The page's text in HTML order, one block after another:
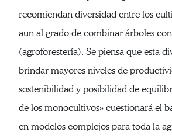
recomiendan diversidad entre los
aun al grado de combinar árboles
(agroforestería). Se piensa que esta
brindar mayores niveles de
sostenibilidad y posibilidad de
de los monocultivos» cuestionará el
en modelos complejos para toda la